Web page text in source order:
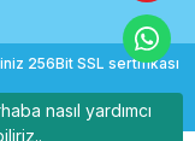
nasıl yardımcı
256Bit SSL sertifikası